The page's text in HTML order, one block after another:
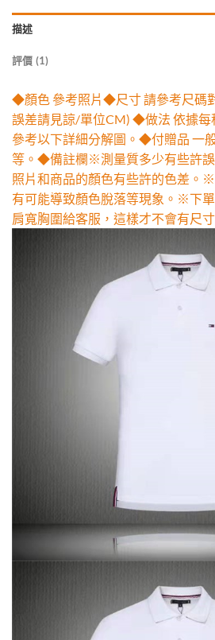
描述
評價 (1)
◆顏色 參考照片◆尺寸 請參考尺碼
誤差請見諒/單位CM) ◆做法 依據每
參考以下詳細分解圖。◆付贈品 一
等。◆備註欄※測量質多少有些許
照片和商品的顏色有些許的色差。
有可能導致顏色脫落等現象。※下
肩寬胸圍給客服，這樣才不會有尺